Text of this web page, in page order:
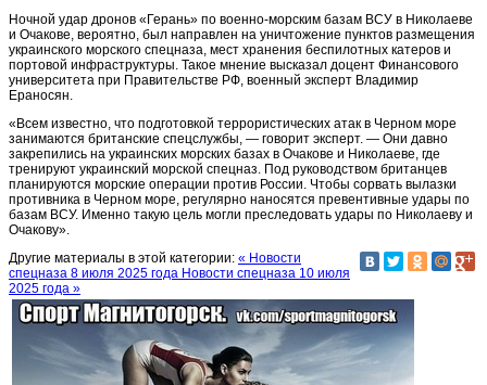
Ночной удар дронов «Герань» по военно-морским базам ВСУ в Николаеве
и Очакове, вероятно, был направлен на уничтожение пунктов размещения
украинского морского спецназа, мест хранения беспилотных катеров и
портовой инфраструктуры. Такое мнение высказал доцент Финансового
университета при Правительстве РФ, военный эксперт Владимир
Ераносян.
«Всем известно, что подготовкой террористических атак в Черном море
занимаются британские спецслужбы, — говорит эксперт. — Они давно
закрепились на украинских морских базах в Очакове и Николаеве, где
тренируют украинский морской спецназ. Под руководством британцев
планируются морские операции против России. Чтобы сорвать вылазки
противника в Черном море, регулярно наносятся превентивные удары по
базам ВСУ. Именно такую цель могли преследовать удары по Николаеву и
Очакову».
Другие материалы в этой категории: « Новости
спецназа 8 июля 2025 года Новости спецназа 10 июля
2025 года »